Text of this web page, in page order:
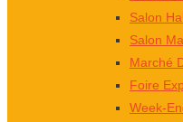
Salon
Salon
Marché
Foire
Week-